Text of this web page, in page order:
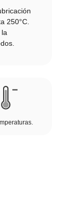
250°C.